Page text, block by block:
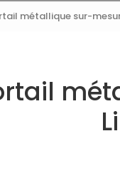
métallique sur-